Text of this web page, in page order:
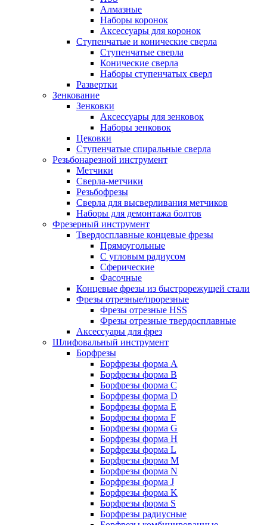
Алмазные
Наборы коронок
Аксессуары для коронок
Ступенчатые и конические сверла
Ступенчатые сверла
Конические сверла
Наборы ступенчатых сверл
Развертки
Зенкование
Зенковки
Аксессуары для зенковок
Наборы зенковок
Цековки
Ступенчатые спиральные сверла
Резьбонарезной инструмент
Метчики
Сверла-метчики
Резьбофрезы
Сверла для высверливания метчиков
Наборы для демонтажа болтов
Фрезерный инструмент
Твердосплавные концевые фрезы
Прямоугольные
С угловым радиусом
Сферические
Фасочные
Концевые фрезы из быстрорежущей стали
Фрезы отрезные/прорезные
Фрезы отрезные HSS
Фрезы отрезные твердосплавные
Аксессуары для фрез
Шлифовальный инструмент
Борфрезы
Борфрезы форма A
Борфрезы форма B
Борфрезы форма C
Борфрезы форма D
Борфрезы форма E
Борфрезы форма F
Борфрезы форма G
Борфрезы форма H
Борфрезы форма L
Борфрезы форма M
Борфрезы форма N
Борфрезы форма J
Борфрезы форма K
Борфрезы форма S
Борфрезы радиусные